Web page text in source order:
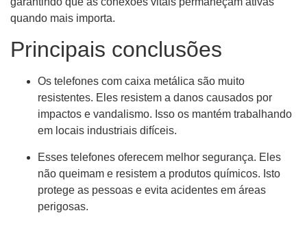
quando mais importa.
Principais conclusões
Os telefones com caixa metálica são muito
resistentes. Eles resistem a danos causados ​​por
impactos e vandalismo. Isso os mantém trabalhando
em locais industriais difíceis.
Esses telefones oferecem melhor segurança. Eles
não queimam e resistem a produtos químicos. Isto
protege as pessoas e evita acidentes em áreas
perigosas.